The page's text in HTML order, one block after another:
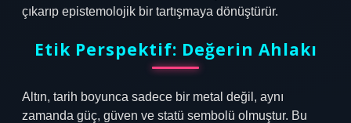
çıkarıp epistemolojik bir tartışmaya dönüştürür.
Etik Perspektif: Değerin Ahlakı
Altın, tarih boyunca sadece bir metal değil, aynı
zamanda güç, güven ve statü sembolü olmuştur. Bu